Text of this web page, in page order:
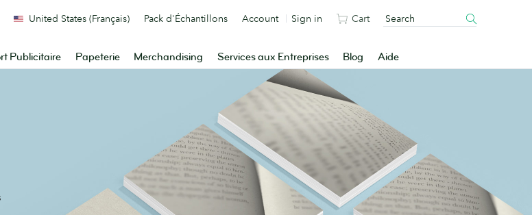
Publicitaire Papeterie Merchandising Services aux Entreprises Blog Aide
United States (Français) Pack d'Échantillons Account Sign in Cart